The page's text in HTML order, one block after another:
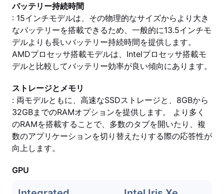
バッテリー持続時間
: 15インチモデルは、その物理的なサイズからより大き
なバッテリーを搭載できるため、一般的に13.5インチモ
デルよりも長いバッテリー持続時間を提供します。
AMDプロセッサ搭載モデルは、Intelプロセッサ搭載モ
デルと比較してバッテリー効率が良い傾向にあります。
ストレージとメモリ
: 両モデルともに、高速なSSDストレージと、8GBから
32GBまでのRAMオプションを提供します。 より多く
のRAMを搭載することで、多数のタブを開いたり、複
数のアプリケーションを切り替えたりする際の応答性が
向上します。
GPU